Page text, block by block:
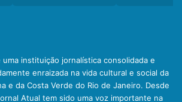
uma instituição jornalística consolidada e
enraizada na vida cultural e social da
e da Costa Verde do Rio de Janeiro. Desde
Atual tem sido uma voz importante na